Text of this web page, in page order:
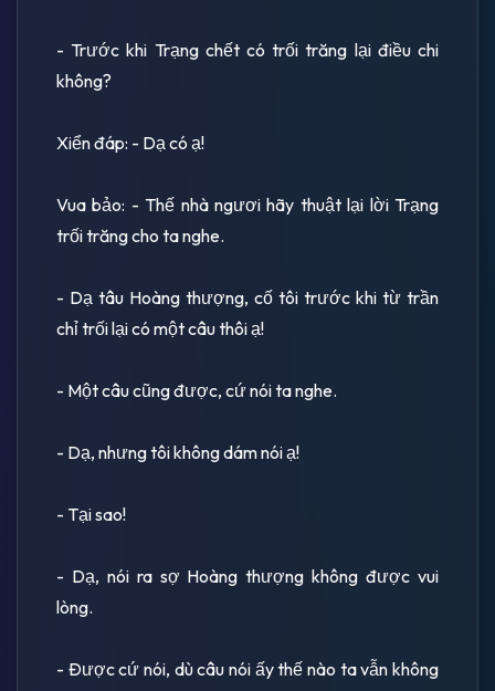
- Trước khi Trạng chết có trối trăng lại điều chi
không?
Xiển đáp: - Dạ có ạ!
Vua bảo: - Thế nhà ngươi hãy thuật lại lời Trạng
trối trăng cho ta nghe.
- Dạ tâu Hoàng thượng, cố tôi trước khi từ trần
chỉ trối lại có một câu thôi ạ!
- Một câu cũng được, cứ nói ta nghe.
- Dạ, nhưng tôi không dám nói ạ!
- Tại sao!
- Dạ, nói ra sợ Hoàng thượng không được vui
lòng.
- Ðược cứ nói, dù câu nói ấy thế nào ta vẫn không